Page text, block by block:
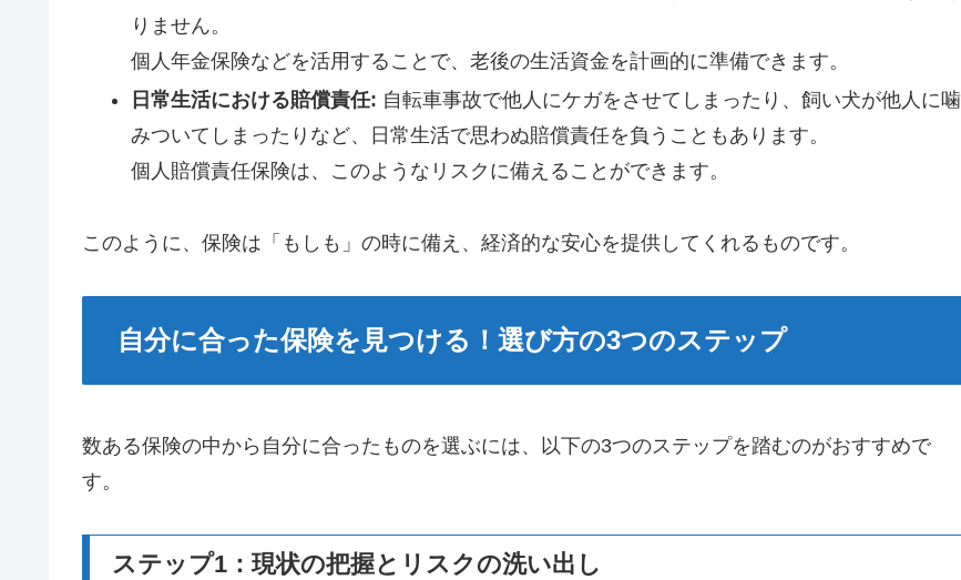
りません。
個人年金保険などを活用することで、老後の生活資金を計画的に準備できます。
日常生活における賠償責任: 自転車事故で他人にケガをさせてしまったり、飼い犬が他人に噛
みついてしまったりなど、日常生活で思わぬ賠償責任を負うこともあります。
個人賠償責任保険は、このようなリスクに備えることができます。
このように、保険は「もしも」の時に備え、経済的な安心を提供してくれるものです。
自分に合った保険を見つける！選び方の3つのステップ
数ある保険の中から自分に合ったものを選ぶには、以下の3つのステップを踏むのがおすすめで
す。
ステップ1：現状の把握とリスクの洗い出し